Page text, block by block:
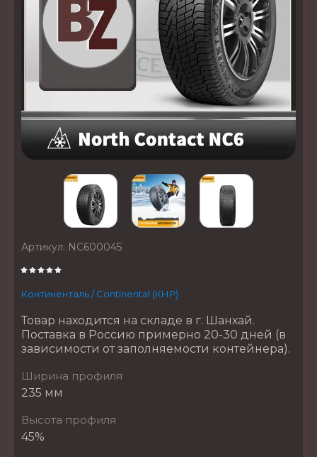
Артикул: NC600045
Континенталь / Continental (КНР)
Товар находится на складе в г. Шанхай.
Поставка в Россию примерно 20-30 дней (в
зависимости от заполняемости контейнера).
Ширина профиля
235 мм
Высота профиля
45%